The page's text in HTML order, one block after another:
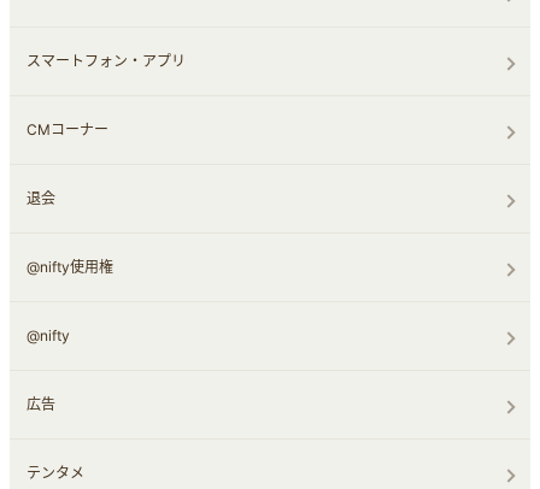
スマートフォン・アプリ
CMコーナー
退会
@nifty使用権
@nifty
広告
テンタメ